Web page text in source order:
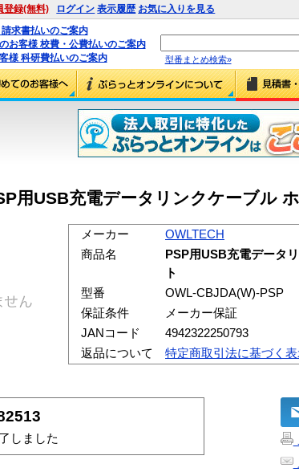
登録(無料) ログイン 表示履歴 お気に入りを見る
求書払いのご案内
お客様 校費・公費払いのご案内
様 科研費払いのご案内
型番まとめ検索»
用USB充電データリンクケーブル
メーカー
OWLTECH
商品名
PSP用USB充電データ
ト
型番
OWL-CBJDA(W)-PSP
保証条件
メーカー保証
JANコード
4942322250793
返品について
特定商取引法に基づく
しました